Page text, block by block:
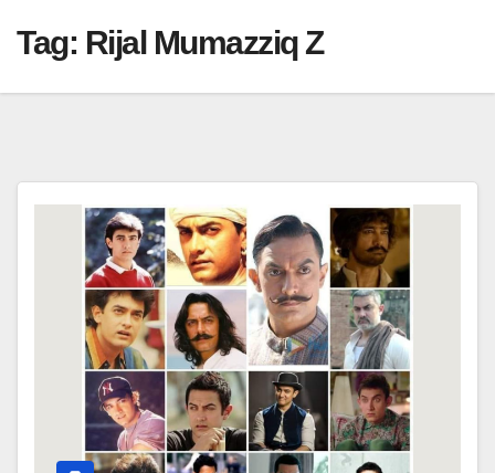
Tag: Rijal Mumazziq Z